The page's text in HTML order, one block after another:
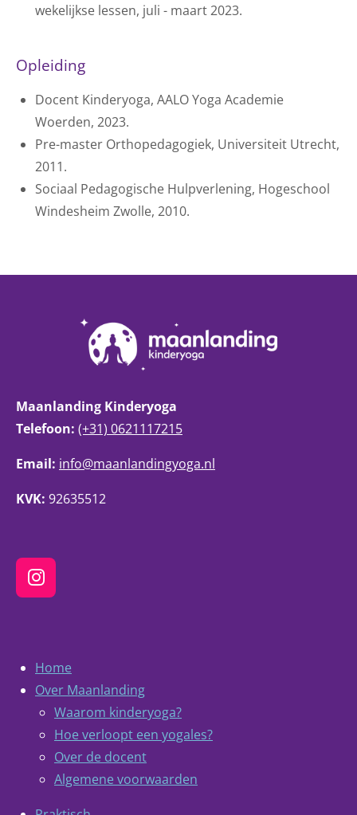
wekelijkse lessen, juli - maart 2023.
Opleiding
Docent Kinderyoga, AALO Yoga Academie
Woerden, 2023.
Pre-master Orthopedagogiek, Universiteit Utrecht,
2011.
Sociaal Pedagogische Hulpverlening, Hogeschool
Windesheim Zwolle, 2010.
Maanlanding Kinderyoga
Telefoon: (+31) 0621117215
Email: info@maanlandingyoga.nl
KVK: 92635512
I
n
a
g
r
a
m
Home
Over Maanlanding
Waarom kinderyoga?
Hoe verloopt een yogales?
Over de docent
Algemene voorwaarden